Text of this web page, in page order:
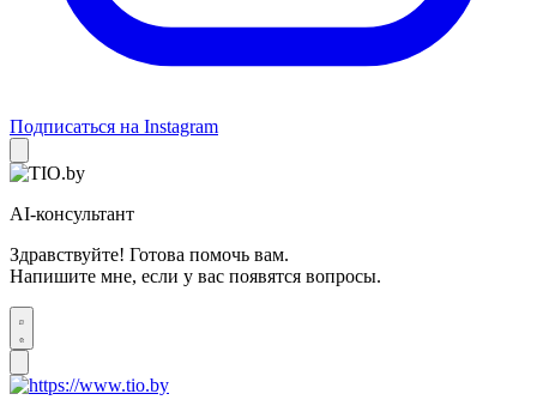
Подписаться на Instagram
AI-консультант
Здравствуйте! Готова помочь вам.
Напишите мне, если у вас появятся вопросы.